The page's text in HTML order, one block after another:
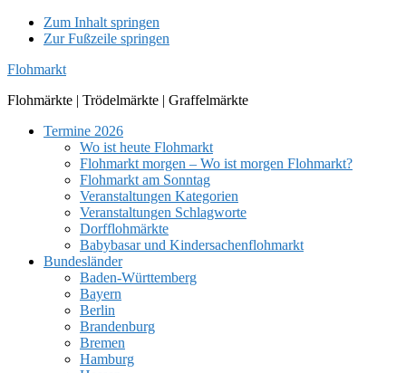
Zum Inhalt springen
Zur Fußzeile springen
Flohmarkt
Flohmärkte | Trödelmärkte | Graffelmärkte
Termine 2026
Wo ist heute Flohmarkt
Flohmarkt morgen – Wo ist morgen Flohmarkt?
Flohmarkt am Sonntag
Veranstaltungen Kategorien
Veranstaltungen Schlagworte
Dorfflohmärkte
Babybasar und Kindersachenflohmarkt
Bundesländer
Baden-Württemberg
Bayern
Berlin
Brandenburg
Bremen
Hamburg